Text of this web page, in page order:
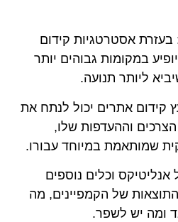
בעזרת אסטרטגיות קידום
במקומות גבוהים יותר
ליותר תנועה.
קידום אתרים יכול לנתח את
וההעדפות שלו,
שמותאמת במיוחד עבורו.
אנליטיקס וכלים נוספים
של הקמפיינים, מה
ומה יש לשפר.